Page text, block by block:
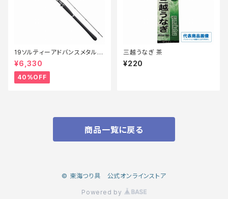
19ソルティーアドバンスメタルス
ッテ B66MLS【特価竿】【40】
¥6,330
40%OFF
三越うなぎ 茶
¥220
商品一覧に戻る
© 東海つり具 公式オンラインストア
Powered by